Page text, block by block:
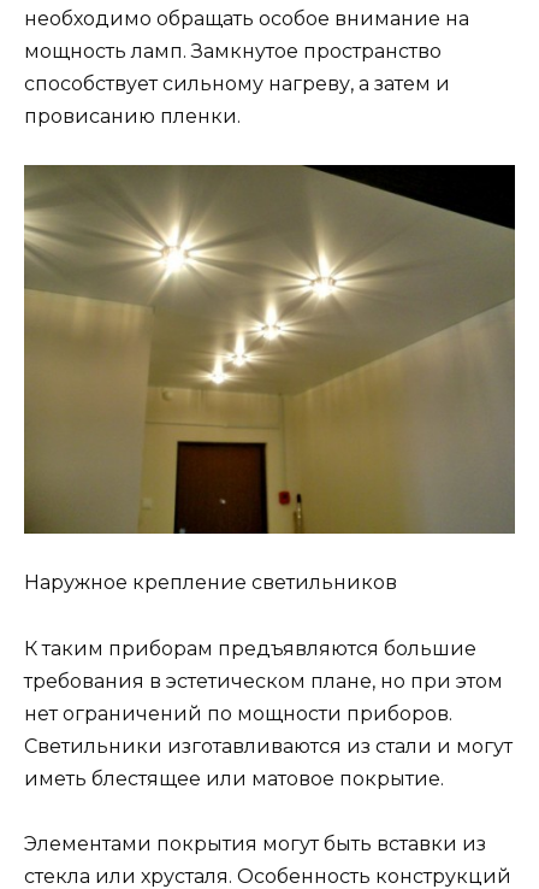
необходимо обращать особое внимание на
мощность ламп. Замкнутое пространство
способствует сильному нагреву, а затем и
провисанию пленки.
Наружное крепление светильников
К таким приборам предъявляются большие
требования в эстетическом плане, но при этом
нет ограничений по мощности приборов.
Светильники изготавливаются из стали и могут
иметь блестящее или матовое покрытие.
Элементами покрытия могут быть вставки из
стекла или хрусталя. Особенность конструкций